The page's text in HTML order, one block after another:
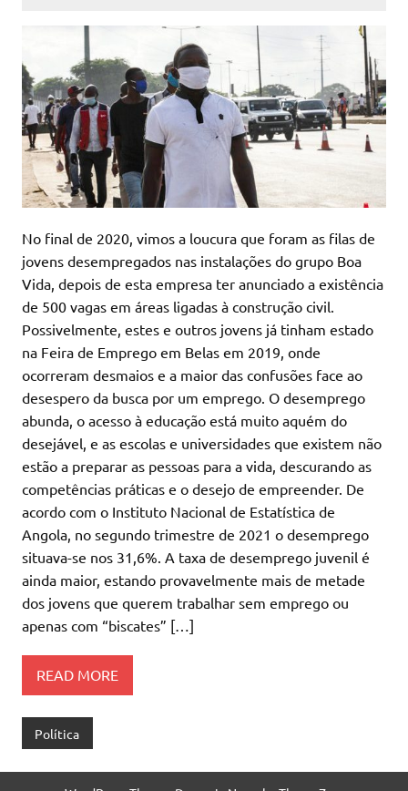
No final de 2020, vimos a loucura que foram as filas de
jovens desempregados nas instalações do grupo Boa
Vida, depois de esta empresa ter anunciado a existência
de 500 vagas em áreas ligadas à construção civil.
Possivelmente, estes e outros jovens já tinham estado
na Feira de Emprego em Belas em 2019, onde
ocorreram desmaios e a maior das confusões face ao
desespero da busca por um emprego. O desemprego
abunda, o acesso à educação está muito aquém do
desejável, e as escolas e universidades que existem não
estão a preparar as pessoas para a vida, descurando as
competências práticas e o desejo de empreender. De
acordo com o Instituto Nacional de Estatística de
Angola, no segundo trimestre de 2021 o desemprego
situava-se nos 31,6%. A taxa de desemprego juvenil é
ainda maior, estando provavelmente mais de metade
dos jovens que querem trabalhar sem emprego ou
apenas com “biscates” […]
READ MORE
Política